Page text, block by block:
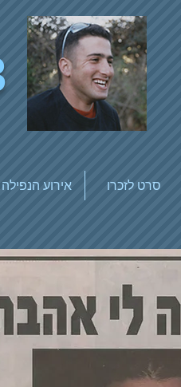
סרט לזכרו אירוע הנפילה